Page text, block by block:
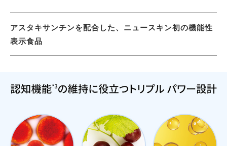
アスタキサンチンを配合した、ニュースキン初の機能性
表示食品